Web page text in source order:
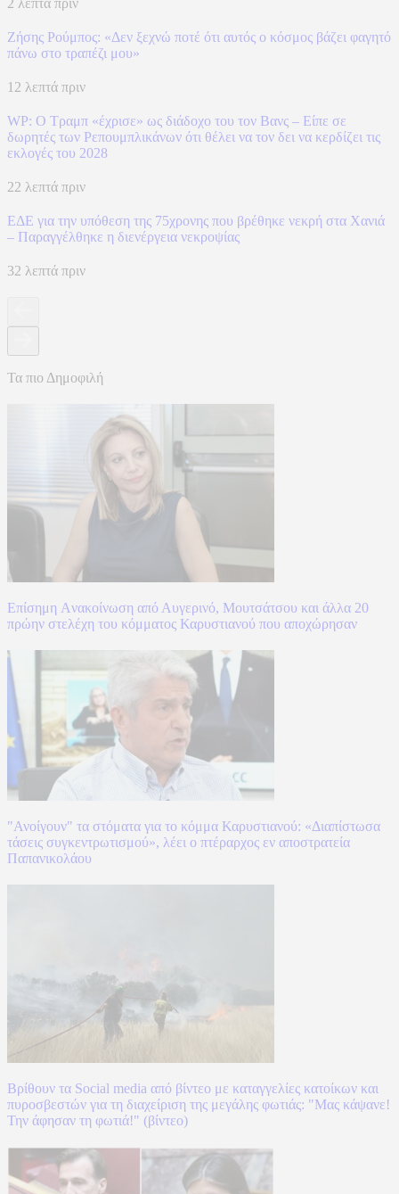
Ζήσης Ρούμπος: «Δεν ξεχνώ ποτέ ότι αυτός ο κόσμος βάζει φαγητό
πάνω στο τραπέζι μου»
12 λεπτά πριν
WP: Ο Τραμπ «έχρισε» ως διάδοχο του τον Βανς – Είπε σε
δωρητές των Ρεπουμπλικάνων ότι θέλει να τον δει να κερδίζει τις
εκλογές του 2028
22 λεπτά πριν
ΕΔΕ για την υπόθεση της 75χρονης που βρέθηκε νεκρή στα Χανιά
– Παραγγέλθηκε η διενέργεια νεκροψίας
32 λεπτά πριν
Τα πιο Δημοφιλή
Επίσημη Aνακοίνωση από Αυγερινό, Μουτσάτσου και άλλα 20
πρώην στελέχη του κόμματος Καρυστιανού που αποχώρησαν
"Ανοίγουν" τα στόματα για το κόμμα Καρυστιανού: «Διαπίστωσα
τάσεις συγκεντρωτισμού», λέει ο πτέραρχος εν αποστρατεία
Παπανικολάου
Βρίθουν τα Social media από βίντεο με καταγγελίες κατοίκων και
πυροσβεστών για τη διαχείριση της μεγάλης φωτιάς: "Μας κάψανε!
Την άφησαν τη φωτιά!" (βίντεο)